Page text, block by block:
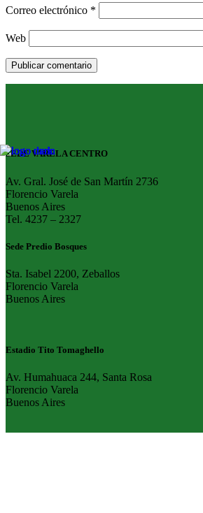
Correo electrónico *
Web
SEDE VARELA CENTRO
Av. Gral. José de San Martín 2736
Florencio Varela
Buenos Aires
Tel. 4237 – 2327
Sede Predio Bosques
Sta. Isabel 2200, Zeballos
Florencio Varela
Buenos Aires
Estadio Tito Tomaghello
Av. Humahuaca 244, Santa Rosa
Florencio Varela
Buenos Aires